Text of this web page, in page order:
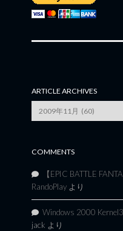
ARTICLE ARCHIVES
Archives
COMMENTS
【EPIC BATTLE
RandoPlay より
Windows 2000
jack より